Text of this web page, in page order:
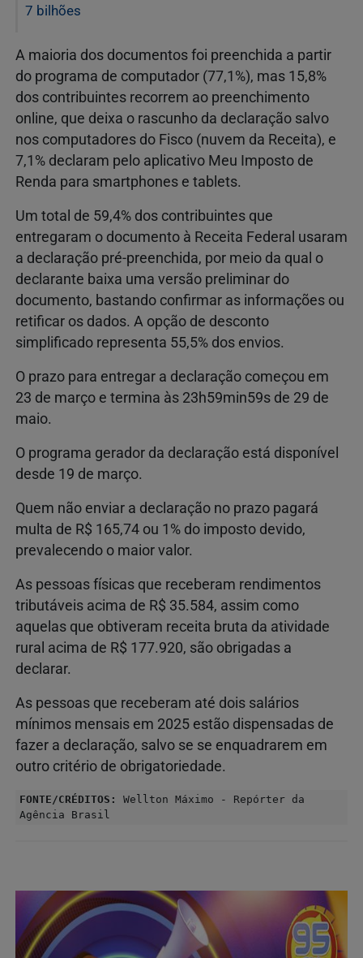
7 bilhões
A maioria dos documentos foi preenchida a partir
do programa de computador (77,1%), mas 15,8%
dos contribuintes recorrem ao preenchimento
online, que deixa o rascunho da declaração salvo
nos computadores do Fisco (nuvem da Receita), e
7,1% declaram pelo aplicativo Meu Imposto de
Renda para smartphones e tablets.
Um total de 59,4% dos contribuintes que
entregaram o documento à Receita Federal usaram
a declaração pré-preenchida, por meio da qual o
declarante baixa uma versão preliminar do
documento, bastando confirmar as informações ou
retificar os dados. A opção de desconto
simplificado representa 55,5% dos envios.
O prazo para entregar a declaração começou em
23 de março e termina às 23h59min59s de 29 de
maio.
O programa gerador da declaração está disponível
desde 19 de março.
Quem não enviar a declaração no prazo pagará
multa de R$ 165,74 ou 1% do imposto devido,
prevalecendo o maior valor.
As pessoas físicas que receberam rendimentos
tributáveis acima de R$ 35.584, assim como
aquelas que obtiveram receita bruta da atividade
rural acima de R$ 177.920, são obrigadas a
declarar.
As pessoas que receberam até dois salários
mínimos mensais em 2025 estão dispensadas de
fazer a declaração, salvo se se enquadrarem em
outro critério de obrigatoriedade.
FONTE/CRÉDITOS:
Wellton Máximo - Repórter da
Agência Brasil